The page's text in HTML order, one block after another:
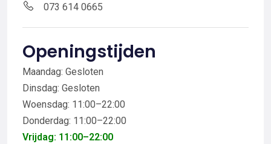
073 614 0665
Openingstijden
Maandag: Gesloten
Dinsdag: Gesloten
Woensdag: 11:00–22:00
Donderdag: 11:00–22:00
Vrijdag: 11:00–22:00